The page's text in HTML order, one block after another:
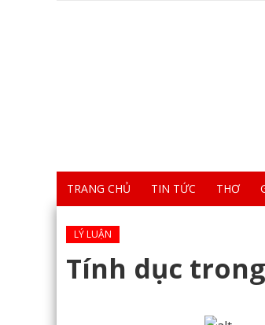
TRANG CHỦ TIN TỨC THƠ
LÝ LUẬN
Tính dục